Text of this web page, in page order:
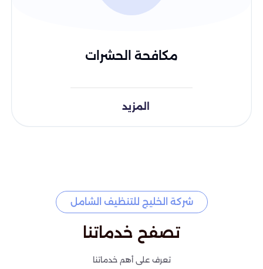
مكافحة الحشرات
المزيد
شركة الخليج للتنظيف الشامل
تصفح خدماتنا
تعرف على أهم خدماتنا